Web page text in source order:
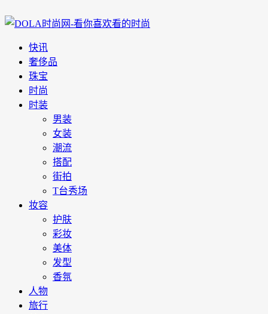
快讯
奢侈品
珠宝
时尚
时装
男装
女装
潮流
搭配
街拍
T台秀场
妆容
护肤
彩妆
美体
发型
香氛
人物
旅行